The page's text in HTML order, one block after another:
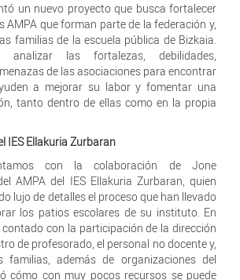
un nuevo proyecto que busca fortalecer
AMPA que forman parte de la federación y,
familias de la escuela pública de Bizkaia.
las fortalezas, debilidades,
de las asociaciones para encontrar
a mejorar su labor y fomentar una
tanto dentro de ellas como en la propia
IES Ellakuria Zurbaran
con la colaboración de Jone
AMPA del IES Ellakuria Zurbaran, quien
lujo de detalles el proceso que han llevado
los patios escolares de su instituto. En
con la participación de la dirección
de profesorado, el personal no docente y,
familias, además de organizaciones del
cómo con muy pocos recursos se puede